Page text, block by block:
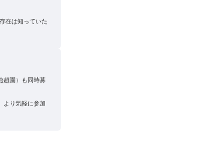
在は知っていた
趙園）も同時募
より気軽に参加